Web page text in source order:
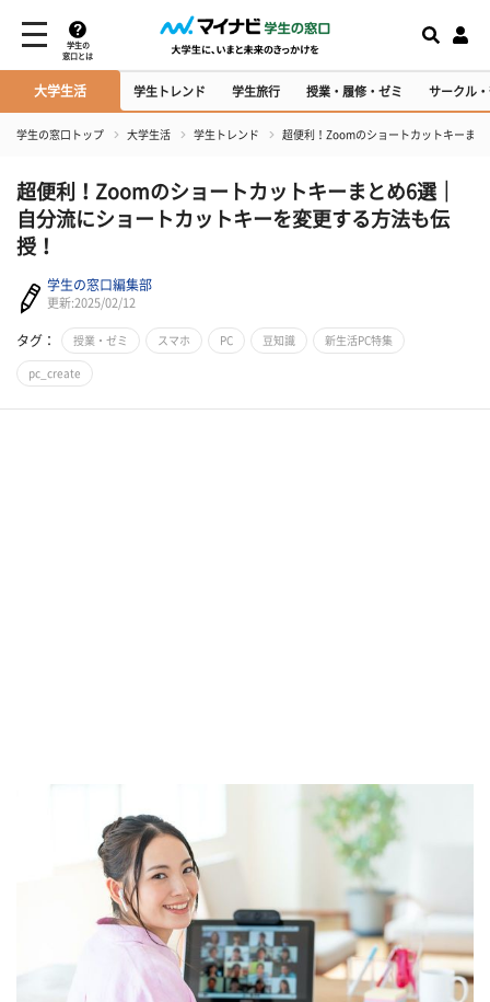
学生の
窓口とは
大学生活 学生トレンド 学生旅行 授業・履修・ゼミ サークル
学生の窓口トップ 大学生活 学生トレンド 超便利！Zoomのショートカットキーま
超便利！Zoomのショートカットキーまとめ6選｜
自分流にショートカットキーを変更する方法も伝
授！
学生の窓口編集部
更新:2025/02/12
タグ： 授業・ゼミ スマホ PC 豆知識 新生活PC特集
pc_create